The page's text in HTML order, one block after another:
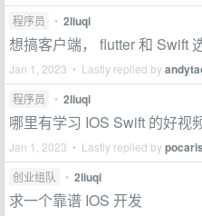
程序员 • 2liuqi
想搞客户端， flutter 和 Swift
Jan 1, 2023 • Lastly replied by
程序员 • 2liuqi
哪里有学习 IOS Swift 的好视
Jan 1, 2023 • Lastly replied by
创业组队 • 2liuqi
求一个靠谱 IOS 开发